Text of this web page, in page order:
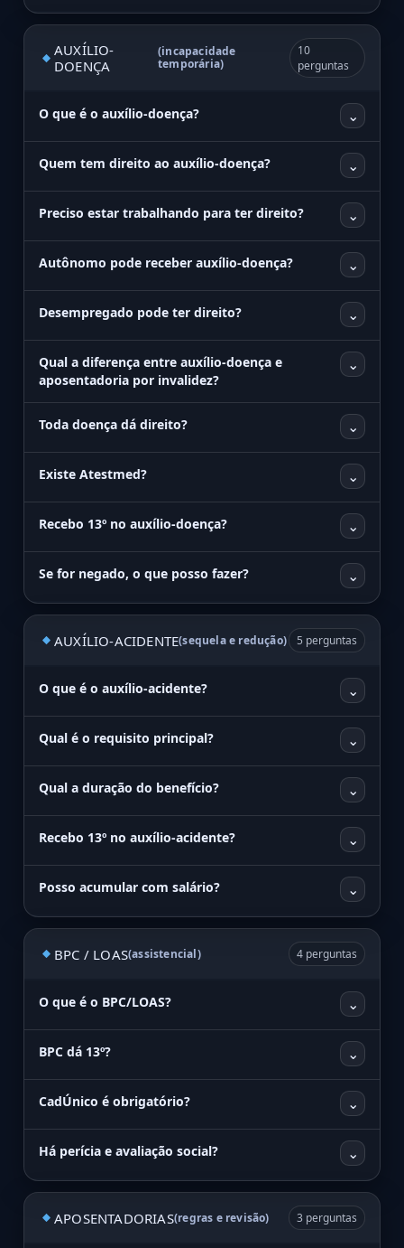
AUXÍLIO-
DOENÇA
(incapacidade
temporária)
10
perguntas
O que é o auxílio-doença? ⌄
Quem tem direito ao auxílio-doença? ⌄
Preciso estar trabalhando para ter direito? ⌄
Autônomo pode receber auxílio-doença? ⌄
Desempregado pode ter direito? ⌄
Qual a diferença entre auxílio-doença e
aposentadoria por invalidez?
⌄
Toda doença dá direito? ⌄
Existe Atestmed? ⌄
Recebo 13º no auxílio-doença? ⌄
Se for negado, o que posso fazer? ⌄
AUXÍLIO-ACIDENTE(sequela e redução) 5 perguntas
O que é o auxílio-acidente? ⌄
Qual é o requisito principal? ⌄
Qual a duração do benefício? ⌄
Recebo 13º no auxílio-acidente? ⌄
Posso acumular com salário? ⌄
BPC / LOAS(assistencial) 4 perguntas
O que é o BPC/LOAS? ⌄
BPC dá 13º? ⌄
CadÚnico é obrigatório? ⌄
Há perícia e avaliação social? ⌄
APOSENTADORIAS(regras e revisão) 3 perguntas